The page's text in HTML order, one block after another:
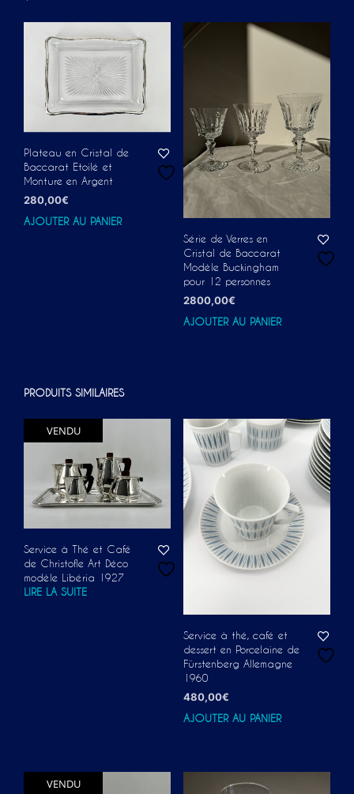
Plateau en Cristal de
Baccarat Etoilé et
Monture en Argent
280,00€
AJOUTER AU PANIER
Série de Verres en
Cristal de Baccarat
Modèle Buckingham
pour 12 personnes
2800,00€
AJOUTER AU PANIER
PRODUITS SIMILAIRES
VENDU
Service à Thé et Café
de Christofle Art Déco
modèle Libéria 1927
LIRE LA SUITE
Service à thé, café et
dessert en Porcelaine de
Fürstenberg Allemagne
1960
480,00€
AJOUTER AU PANIER
VENDU